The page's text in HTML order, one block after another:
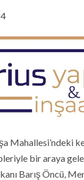
Mahallesi’ndeki
bir araya
Barış Öncü,